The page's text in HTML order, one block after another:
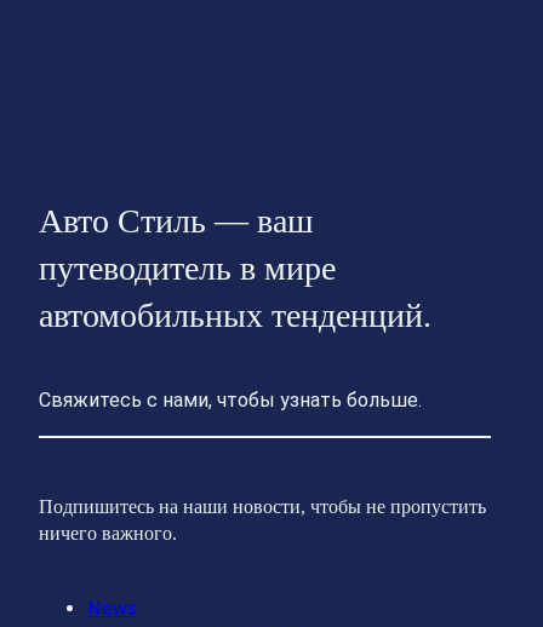
Авто Стиль — ваш
путеводитель в мире
автомобильных тенденций.
Свяжитесь с нами, чтобы узнать больше.
Подпишитесь на наши новости, чтобы не пропустить
ничего важного.
News